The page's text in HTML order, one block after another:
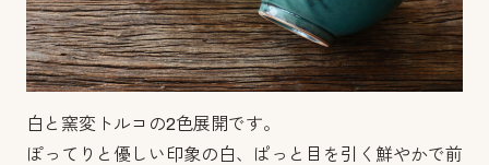
白と窯変トルコの2色展開です。
ぽってりと優しい印象の白、ぱっと目を引く鮮やかで前